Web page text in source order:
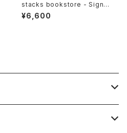
stacks bookstore - Signbo
ard '26 Tee
¥6,600